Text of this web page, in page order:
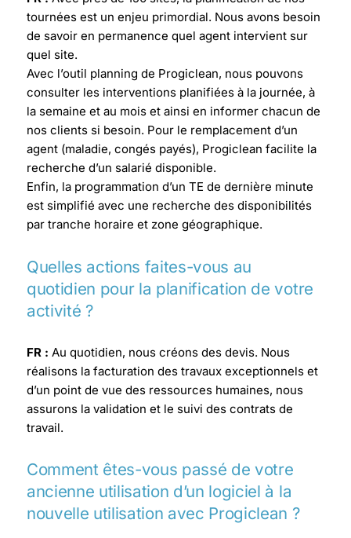
tournées est un enjeu primordial. Nous avons besoin
de savoir en permanence quel agent intervient sur
quel site.
Avec l’outil planning de Progiclean, nous pouvons
consulter les interventions planifiées à la journée, à
la semaine et au mois et ainsi en informer chacun de
nos clients si besoin. Pour le remplacement d’un
agent (maladie, congés payés), Progiclean facilite la
recherche d’un salarié disponible.
Enfin, la programmation d’un TE de dernière minute
est simplifié avec une recherche des disponibilités
par tranche horaire et zone géographique.
Quelles actions faites-vous au
quotidien pour la planification de votre
activité ?
FR : Au quotidien, nous créons des devis. Nous
réalisons la facturation des travaux exceptionnels et
d’un point de vue des ressources humaines, nous
assurons la validation et le suivi des contrats de
travail.
Comment êtes-vous passé de votre
ancienne utilisation d’un logiciel à la
nouvelle utilisation avec Progiclean ?